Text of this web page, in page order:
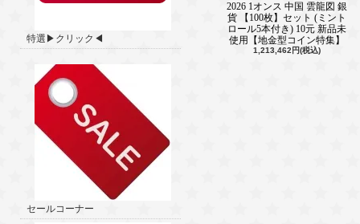
特選▶クリック◀
セールコーナー
2026 1オンス 中国 雲龍図 銀
貨 【100枚】セット (ミント
ロール5本付き) 10元 新品未
使用【地金型コイン特集】
1,213,462円(税込)